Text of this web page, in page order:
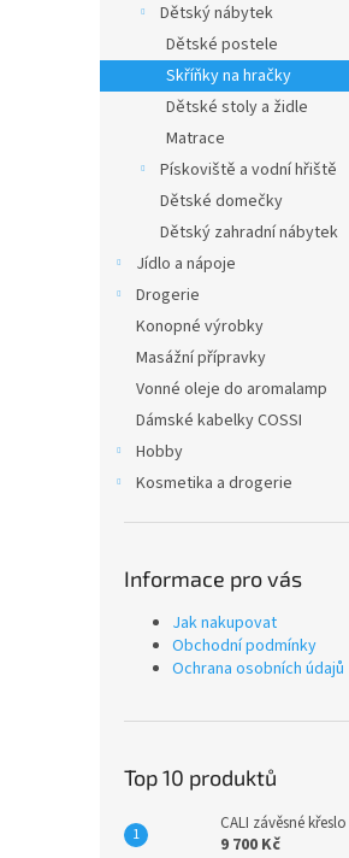
Dětský nábytek
Dětské postele
Skříňky na hračky
Dětské stoly a židle
Matrace
Pískoviště a vodní hřiště
Dětské domečky
Dětský zahradní nábytek
Jídlo a nápoje
Drogerie
Konopné výrobky
Masážní přípravky
Vonné oleje do aromalamp
Dámské kabelky COSSI
Hobby
Kosmetika a drogerie
Informace pro vás
Jak nakupovat
Obchodní podmínky
Ochrana osobních údajů
Top 10 produktů
CALI závěsné křeslo
9 700 Kč